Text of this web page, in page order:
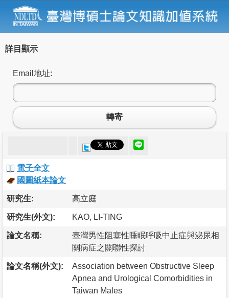
詳目顯示
Email地址:
轉寄
電子全文
國圖紙本論文
研究生: 高立庭
研究生(外文): KAO, LI-TING
論文名稱:
臺灣男性阻塞性睡眠呼吸中止症與泌尿相
關病症之關聯性探討
論文名稱(外文):
Association between Obstructive Sleep
Apnea and Urological Comorbidities in
Taiwan Males